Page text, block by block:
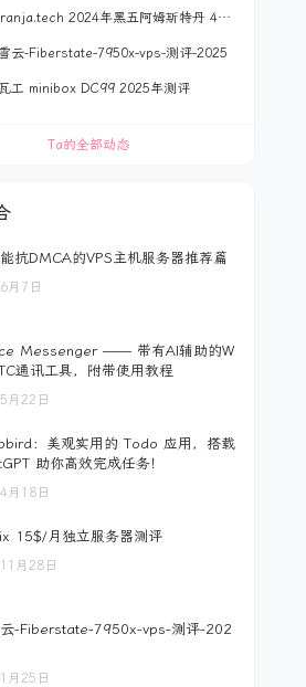
2024年黑五阿姆斯特丹 40
云-Fiberstate-7950x-vps-测评-2025
工 minibox DC99 2025年测评
Ta的全部动态
抗DMCA的VPS主机服务器推荐篇
月7日
Messenger —— 带有AI辅助的W
通讯工具，附带使用教程
月22日
：美观实用的 Todo 应用，搭载
助你高效完成任务！
月18日
15$/月独立服务器测评
月28日
-Fiberstate-7950x-vps-测评-202
月25日